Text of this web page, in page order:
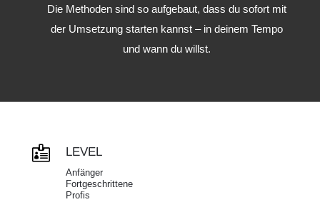
Die Methoden sind so aufgebaut, dass du sofort mit
der Umsetzung starten kannst – in deinem Tempo
und wann du willst.
 LEVEL
Anfänger
Fortgeschrittene
Profis